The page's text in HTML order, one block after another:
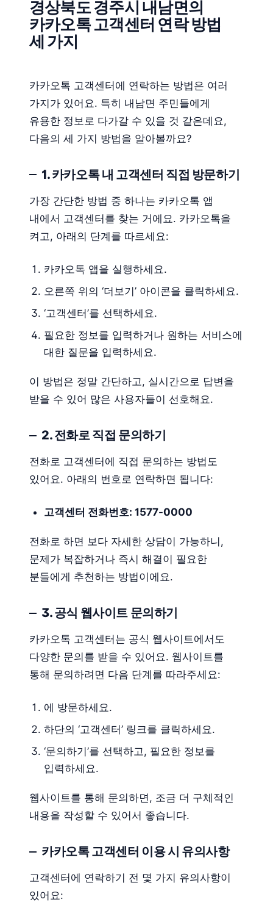
경상북도 경주시 내남면의
카카오톡 고객센터 연락 방법
세 가지
카카오톡 고객센터에 연락하는 방법은 여러
가지가 있어요. 특히 내남면 주민들에게
유용한 정보로 다가갈 수 있을 것 같은데요,
다음의 세 가지 방법을 알아볼까요?
1. 카카오톡 내 고객센터 직접 방문하기
가장 간단한 방법 중 하나는 카카오톡 앱
내에서 고객센터를 찾는 거에요. 카카오톡을
켜고, 아래의 단계를 따르세요:
카카오톡 앱을 실행하세요.
오른쪽 위의 ‘더보기’ 아이콘을 클릭하세요.
‘고객센터’를 선택하세요.
필요한 정보를 입력하거나 원하는 서비스에
대한 질문을 입력하세요.
이 방법은 정말 간단하고, 실시간으로 답변을
받을 수 있어 많은 사용자들이 선호해요.
2. 전화로 직접 문의하기
전화로 고객센터에 직접 문의하는 방법도
있어요. 아래의 번호로 연락하면 됩니다:
고객센터 전화번호: 1577-0000
전화로 하면 보다 자세한 상담이 가능하니,
문제가 복잡하거나 즉시 해결이 필요한
분들에게 추천하는 방법이에요.
3. 공식 웹사이트 문의하기
카카오톡 고객센터는 공식 웹사이트에서도
다양한 문의를 받을 수 있어요. 웹사이트를
통해 문의하려면 다음 단계를 따라주세요:
에 방문하세요.
하단의 ‘고객센터’ 링크를 클릭하세요.
‘문의하기’를 선택하고, 필요한 정보를
입력하세요.
웹사이트를 통해 문의하면, 조금 더 구체적인
내용을 작성할 수 있어서 좋습니다.
카카오톡 고객센터 이용 시 유의사항
고객센터에 연락하기 전 몇 가지 유의사항이
있어요: